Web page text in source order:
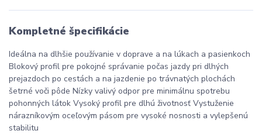
Kompletné špecifikácie
Ideálna na dlhšie používanie v doprave a na lúkach a pasienkoch
Blokový profil pre pokojné správanie počas jazdy pri dlhých
prejazdoch po cestách a na jazdenie po trávnatých plochách
šetrné voči pôde Nízky valivý odpor pre minimálnu spotrebu
pohonných látok Vysoký profil pre dlhú životnosť Vystuženie
nárazníkovým oceľovým pásom pre vysoké nosnosti a vylepšenú
stabilitu